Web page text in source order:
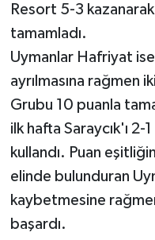
Resort 5-3
tamamladı.
Uymanlar Hafriyat
ayrılmasına rağmen
Grubu 10 puanla
ilk hafta Saraycık'ı 2-
kullandı. Puan
elinde bulunduran
kaybetmesine
başardı.